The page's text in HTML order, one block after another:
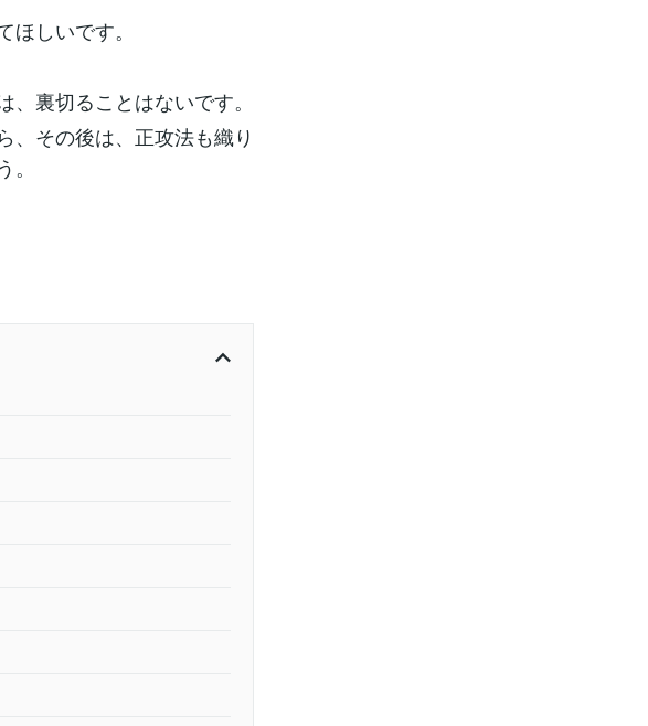
しいです。
裏切ることはないです。
、その後は、正攻法も織り